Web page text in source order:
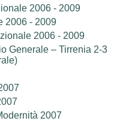
2006 - 2009
2006 - 2009
2006 - 2009
Generale – Tirrenia 2-3
2007